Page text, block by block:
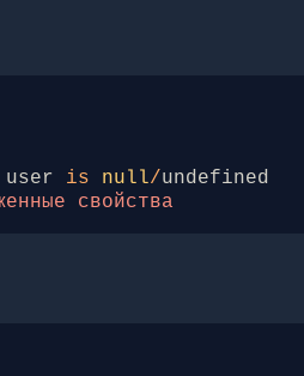
user is null/undefined
свойства